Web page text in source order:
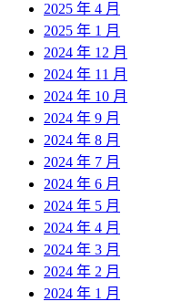
2025 年 4 月
2025 年 1 月
2024 年 12 月
2024 年 11 月
2024 年 10 月
2024 年 9 月
2024 年 8 月
2024 年 7 月
2024 年 6 月
2024 年 5 月
2024 年 4 月
2024 年 3 月
2024 年 2 月
2024 年 1 月